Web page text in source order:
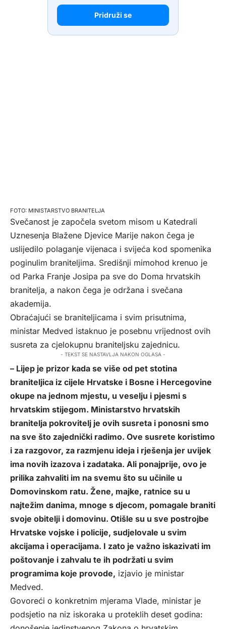
Pridruži se
MINISTARSTVO BRANITELJA
Svečanost je započela svetom misom u Katedrali
Uznesenja Blažene Djevice Marije nakon čega je
uslijedilo polaganje vijenaca i svijeća kod spomenika
poginulim braniteljima. Središnji mimohod krenuo je
od Parka Franje Josipa pa sve do Doma hrvatskih
branitelja, a nakon čega je održana i svečana
akademija.
Obraćajući se braniteljicama i svim prisutnima,
ministar Medved istaknuo je posebnu vrijednost ovih
susreta za cjelokupnu braniteljsku zajednicu.
- TEKST SE NASTAVLJA NAKON OGLASA -
– Lijep je prizor kada se više od pet stotina
braniteljica iz cijele Hrvatske i Bosne i Hercegovine
okupe na jednom mjestu, u veselju i pjesmi s
hrvatskim stijegom. Ministarstvo hrvatskih
branitelja pokrovitelj je ovih susreta i ponosni smo
na sve što zajednički radimo. Ove susrete koristimo
i za razgovor, za razmjenu ideja i rješenja jer uvijek
ima novih izazova i zadataka. Ali ponajprije, ovo je
prilika zahvaliti im na svemu što su učinile u
Domovinskom ratu. Žene, majke, ratnice su u
najtežim danima, mnoge s djecom, pomagale braniti
svoje obitelji i domovinu. Otišle su u sve postrojbe
Hrvatske vojske i policije, sudjelovale u svim
akcijama i operacijama. I zato je važno iskazivati im
poštovanje i zahvalu te ih podržati u svim
programima koje provode, izjavio je ministar
Medved.
Govoreći o konkretnim mjerama Vlade, ministar je
podsjetio na niz iskoraka u proteklih deset godina: